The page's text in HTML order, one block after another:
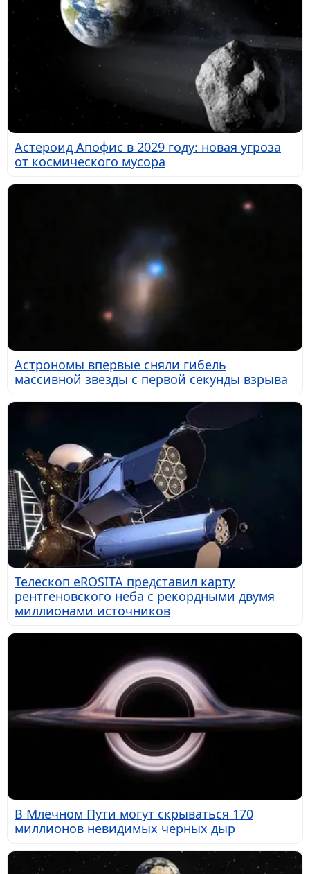
Астероид Апофис в 2029 году: новая угроза
от космического мусора
Астрономы впервые сняли гибель
массивной звезды с первой секунды взрыва
Телескоп eROSITA представил карту
рентгеновского неба с рекордными двумя
миллионами источников
В Млечном Пути могут скрываться 170
миллионов невидимых черных дыр